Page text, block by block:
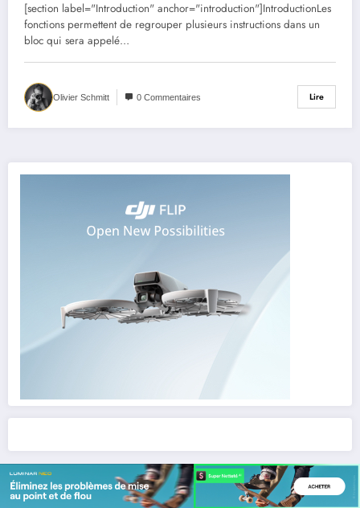
[section label="Introduction" anchor="introduction"]IntroductionLes
fonctions permettent de regrouper plusieurs instructions dans un
bloc qui sera appelé…
Olivier Schmitt 0 Commentaires Lire